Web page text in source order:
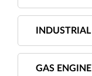
INDUSTRIAL
GAS ENGINE